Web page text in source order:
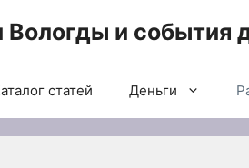
Вологды и события
статей Деньги